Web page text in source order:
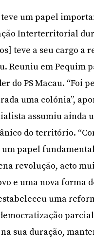
um papel
Interterritorial
teve a seu cargo a
Reuniu em Pequim
do PS Macau. “Foi
uma colónia”,
assumiu ainda
do território.
papel
revolução, acto
e uma nova forma
uma
sua duração,